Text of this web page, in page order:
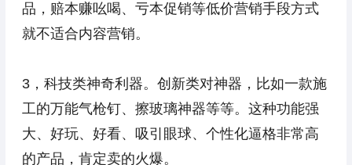
品，赔本赚吆喝、亏本促销等低价营销手段方式
就不适合内容营销。
3，科技类神奇利器。创新类对神器，比如一款施
工的万能气枪钉、擦玻璃神器等等。这种功能强
大、好玩、好看、吸引眼球、个性化逼格非常高
的产品，肯定卖的火爆。